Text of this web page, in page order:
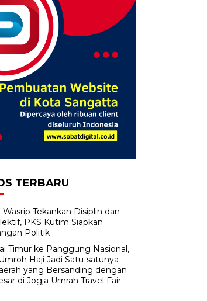
TERBARU
Tekankan Disiplin dan
PKS Kutim Siapkan
Politik
Timur ke Panggung Nasional,
Haji Jadi Satu-satunya
yang Bersanding dengan
di Jogja Umrah Travel Fair